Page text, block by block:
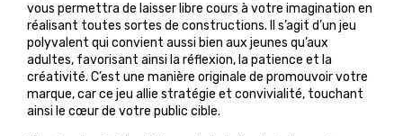
vous permettra de laisser libre cours à votre imagination en
réalisant toutes sortes de constructions. Il s’agit d’un jeu
polyvalent qui convient aussi bien aux jeunes qu’aux
adultes, favorisant ainsi la réflexion, la patience et la
créativité. C’est une manière originale de promouvoir votre
marque, car ce jeu allie stratégie et convivialité, touchant
ainsi le cœur de votre public cible.